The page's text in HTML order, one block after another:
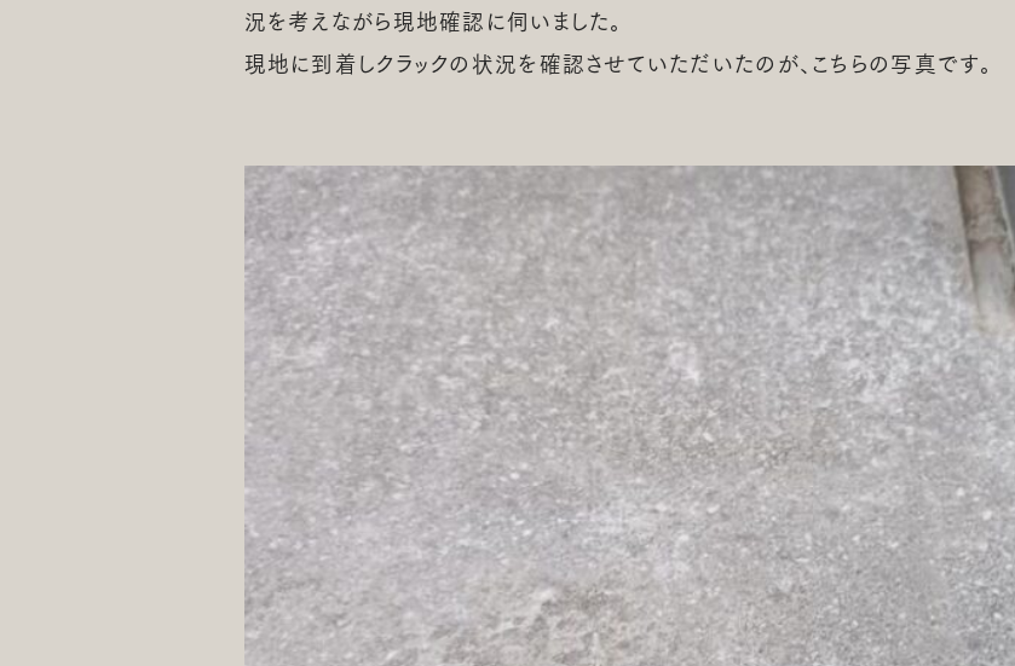
況を考えながら現地確認に伺いました。
現地に到着しクラックの状況を確認させていただいたのが、こちらの写真です。